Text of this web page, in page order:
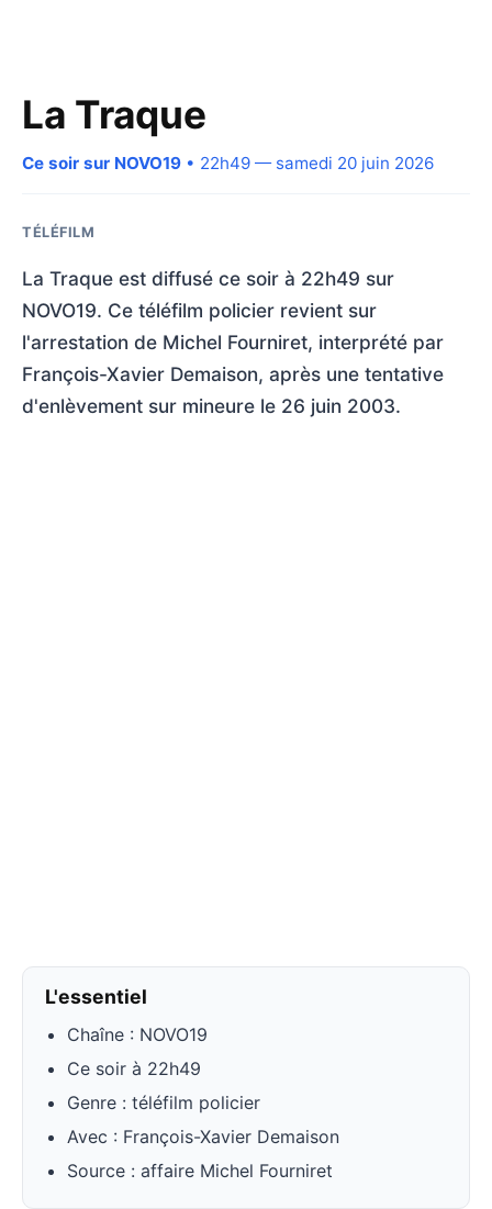
La Traque
Ce soir sur NOVO19 • 22h49 — samedi 20 juin 2026
TÉLÉFILM
La Traque est diffusé ce soir à 22h49 sur
NOVO19. Ce téléfilm policier revient sur
l'arrestation de Michel Fourniret, interprété par
François-Xavier Demaison, après une tentative
d'enlèvement sur mineure le 26 juin 2003.
L'essentiel
Chaîne : NOVO19
Ce soir à 22h49
Genre : téléfilm policier
Avec : François-Xavier Demaison
Source : affaire Michel Fourniret